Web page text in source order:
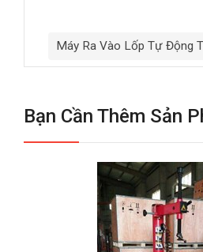
Máy Ra Vào Lốp Tự Động
Bạn Cần Thêm Sản